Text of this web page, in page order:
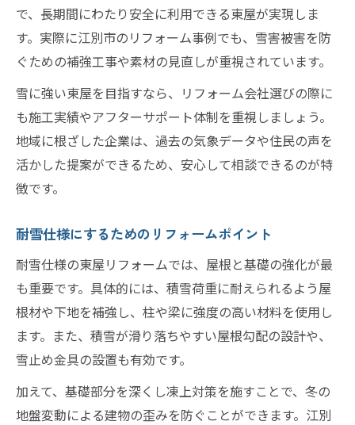
で、長期間にわたり安全に利用できる東屋が実現しま
す。実際に江別市のリフォーム事例でも、雪害被害を防
ぐための補強工事や素材の見直しが重視されています。
雪に強い東屋を目指すなら、リフォーム会社選びの際に
も施工実績やアフターサポート体制を重視しましょう。
地域に根ざした企業は、過去の気象データや住民の声を
活かした提案ができるため、安心して相談できるのが特
徴です。
耐雪仕様にするためのリフォームポイント
耐雪仕様の東屋リフォームでは、屋根と基礎の強化が最
も重要です。具体的には、積雪荷重に耐えられるよう屋
根材や下地を補強し、柱や梁に強度の高い材料を使用し
ます。また、積雪が滑り落ちやすい屋根勾配の設計や、
雪止め金具の設置も有効です。
加えて、基礎部分を深くし凍上対策を施すことで、冬の
地盤変動による建物の歪みを防ぐことができます。江別